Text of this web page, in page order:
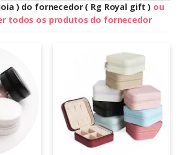
) do fornecedor ( Rg Royal gift ) ou
todos os produtos do fornecedor